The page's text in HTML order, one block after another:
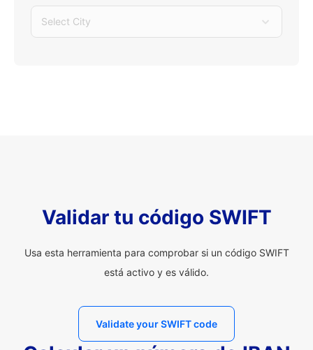
Select City
Validar tu código SWIFT
Usa esta herramienta para comprobar si un código SWIFT
está activo y es válido.
Validate your SWIFT code